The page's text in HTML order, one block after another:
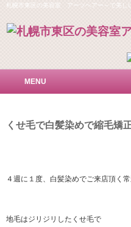
札幌市東区の美容室 アーツヘアー～で美し
MENU
くせ毛で白髪染めで縮毛矯
４週に１度、白髪染めでご来店頂く
地毛はジリジリしたくせ毛で